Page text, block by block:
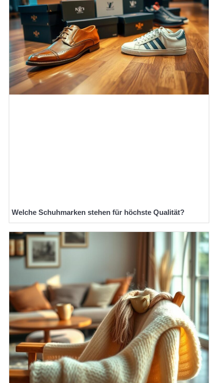
Welche Schuhmarken stehen für höchste Qualität?